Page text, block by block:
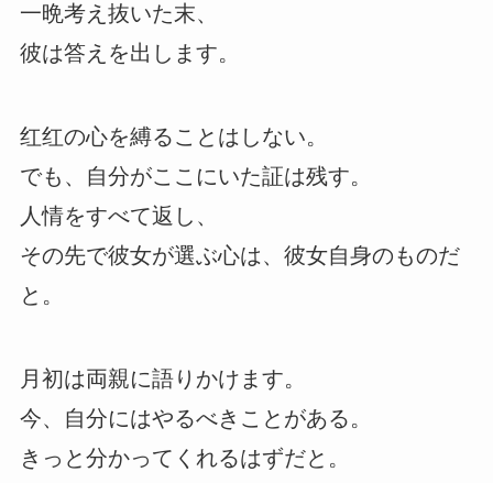
一晩考え抜いた末、
彼は答えを出します。
红红の心を縛ることはしない。
でも、自分がここにいた証は残す。
人情をすべて返し、
その先で彼女が選ぶ心は、彼女自身のものだ
と。
月初は両親に語りかけます。
今、自分にはやるべきことがある。
きっと分かってくれるはずだと。